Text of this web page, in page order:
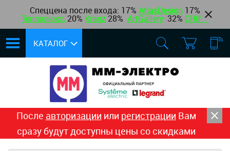
Спеццена после входа: 17% AtlasDesign 17%
Теплолюкс, 20% Kranz 28% ArtGallery 32% CHINT
КАТАЛОГ
После авторизации или регистрации Вам
сразу будут доступны цены со скидками